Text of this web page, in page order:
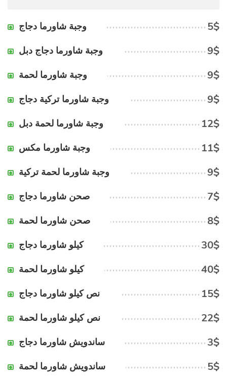
وجبة شاورما دجاج 5$
وجبة شاورما دجاج دبل 9$
وجبة شاورما لحمة 9$
وجبة شاورما تركية دجاج 9$
وجبة شاورما لحمة دبل 12$
وجبة شاورما مكس 11$
وجبة شاورما لحمة تركية 9$
صحن شاورما دجاج 7$
صحن شاورما لحمة 8$
كيلو شاورما دجاج 30$
كيلو شاورما لحمة 40$
نص كيلو شاورما دجاج 15$
نص كيلو شاورما لحمة 22$
ساندويش شاورما دجاج 3$
ساندويش شاورما لحمة 5$